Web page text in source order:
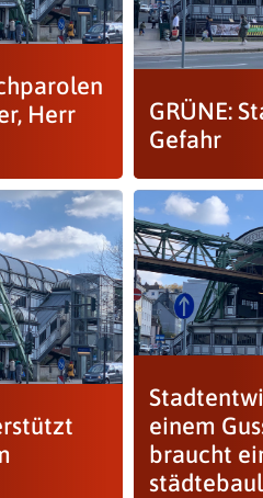
Herr
GRÜNE:
Gefahr
einem
braucht